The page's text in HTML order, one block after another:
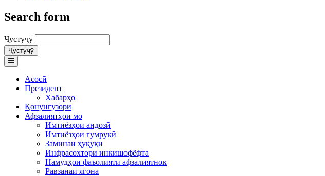
Search form
Ҷустуҷӯ
Асосӣ
Президент
Хабарҳо
Қонунгузорӣ
Афзалиятҳои мо
Имтиёзҳои андозӣ
Имтиёзҳои гумрукӣ
Заминаи ҳуқуқӣ
Инфрасохтори инкишофёфта
Намудҳои фаъолияти афзалиятнок
Равзанаи ягона